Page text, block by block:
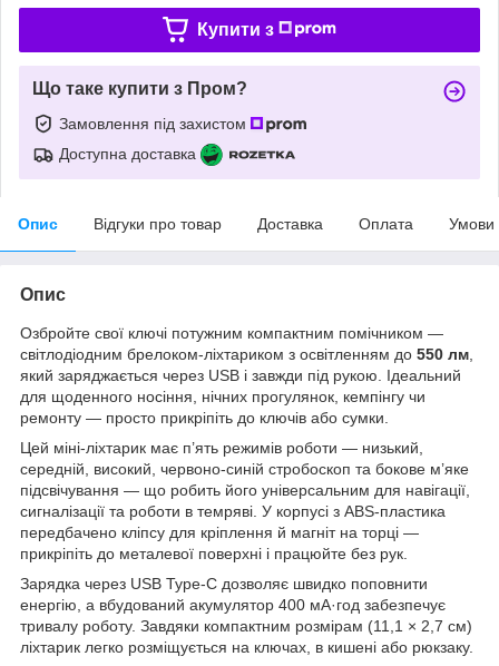
Купити з
Що таке купити з Пром?
Замовлення під захистом
Доступна доставка
Опис Відгуки про товар Доставка Оплата Умови
Опис
Озбройте свої ключі потужним компактним помічником —
світлодіодним брелоком-ліхтариком з освітленням до 550 лм
який заряджається через USB і завжди під рукою. Ідеальний
для щоденного носіння, нічних прогулянок, кемпінгу чи
ремонту — просто прикріпіть до ключів або сумки.
Цей міні-ліхтарик має п’ять режимів роботи — низький,
середній, високий, червоно-синій стробоскоп та бокове м’яке
підсвічування — що робить його універсальним для навігації,
сигналізації та роботи в темряві. У корпусі з ABS-пластика
передбачено кліпсу для кріплення й магніт на торці —
прикріпіть до металевої поверхні і працюйте без рук.
Зарядка через USB Type-C дозволяє швидко поповнити
енергію, а вбудований акумулятор 400 мА·год забезпечує
тривалу роботу. Завдяки компактним розмірам (11,1 × 2,7 см)
ліхтарик легко розміщується на ключах, в кишені або рюкзаку.